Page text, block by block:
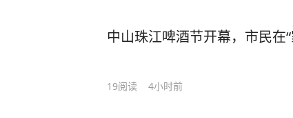
中山珠江啤酒节开幕，市民在
19阅读 4小时前